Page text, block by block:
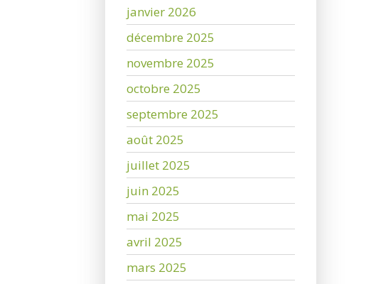
janvier 2026
décembre 2025
novembre 2025
octobre 2025
septembre 2025
août 2025
juillet 2025
juin 2025
mai 2025
avril 2025
mars 2025